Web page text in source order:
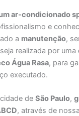
ar-condicionado
e
a manutenção,
realizada por uma
Água Rasa, para
executado.
deSão Paulo,
, através de